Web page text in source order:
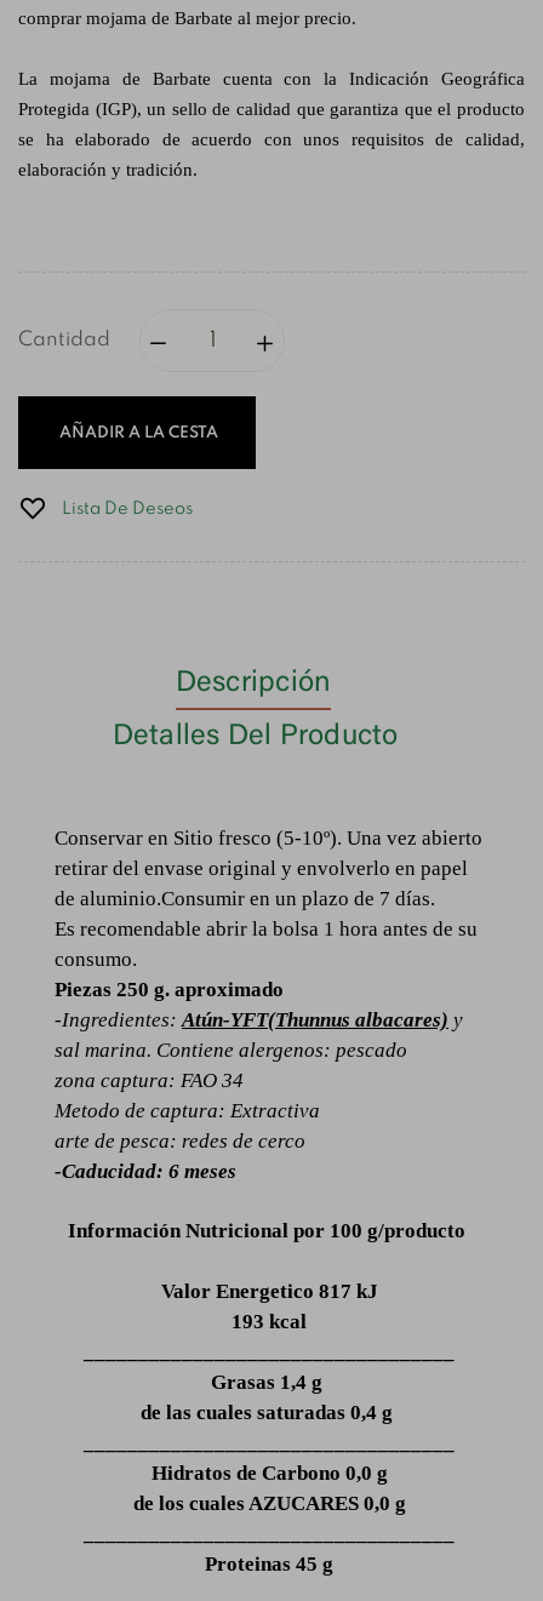
comprar mojama de Barbate al mejor precio.
La mojama de Barbate cuenta con la Indicación Geográfica
Protegida (IGP), un sello de calidad que garantiza que el producto
se ha elaborado de acuerdo con unos requisitos de calidad,
elaboración y tradición.
Cantidad
AÑADIR A LA CESTA
Lista De Deseos
Descripción
Detalles Del Producto
Conservar en Sitio fresco (5-10º). Una vez abierto
retirar del envase original y envolverlo en papel
de aluminio.Consumir en un plazo de 7 días.
Es recomendable abrir la bolsa 1 hora antes de su
consumo.
Piezas 250 g. aproximado
-Ingredientes:Atún-YFT(Thunnus albacares) y
sal marina. Contiene alergenos: pescado
zona captura: FAO 34
Metodo de captura: Extractiva
arte de pesca: redes de cerco
-Caducidad: 6 meses
Información Nutricional por 100 g/producto
Valor Energetico 817 kJ
193 kcal
Grasas 1,4 g
de las cuales saturadas 0,4 g
Hidratos de Carbono 0,0 g
de los cuales AZUCARES 0,0 g
Proteinas 45 g